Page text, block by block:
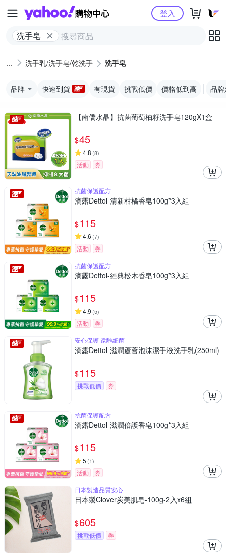
Yahoo購物中心
洗手皂
登入
洗手乳/洗手皂/乾洗手 洗手皂
品牌 快速到貨 有現貨 挑戰低價 價格低到高 品
【南僑水晶】抗菌葡萄柚籽洗手皂120gX1盒
$45
4.8 (8)
活動 券
抗菌保護配方
滴露Dettol-清新柑橘香皂100g*3入組
$115
4.6 (7)
活動
券
抗菌保護配方
滴露Dettol-經典松木香皂100g*3入組
$115
4.9 (5)
活動
券
安心保護 遠離細菌
滴露Dettol-滋潤蘆薈泡沫潔手液洗手乳(250ml)
$115
挑戰低價 券
抗菌保護配方
滴露Dettol-滋潤倍護香皂100g*3入組
$115
5 (1)
活動
券
日本製造品質安心
日本製Clover炭美肌皂-100g-2入x6組
$605
挑戰低價 券